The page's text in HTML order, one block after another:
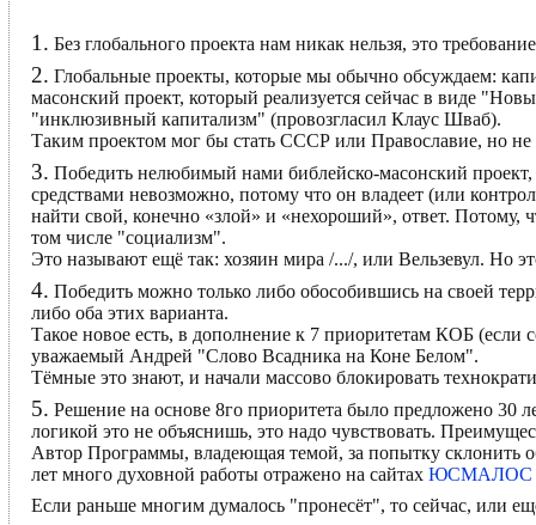
1. Без глобального проекта нам никак нельзя, это
2. Глобальные проекты, которые мы обычно обсуждаем:
масонский проект, который реализуется сейчас в виде
"инклюзивный капитализм" (провозгласил Клаус Шваб).
Таким проектом мог бы стать СССР или Православие, но не
3. Победить нелюбимый нами библейско-масонский
средствами невозможно, потому что он владеет (или
найти свой, конечно «злой» и «нехороший», ответ. Потому,
том числе "социализм".
Это называют ещё так: хозяин мира /.../, или Вельзевул. Но
4. Победить можно только либо обособившись на своей
либо оба этих варианта.
Такое новое есть, в дополнение к 7 приоритетам КОБ (если
уважаемый Андрей "Слово Всадника на Коне Белом".
Тёмные это знают, и начали массово блокировать
5. Решение на основе 8го приоритета было предложено 30
логикой это не объяснишь, это надо чувствовать.
Автор Программы, владеющая темой, за попытку склонить
лет много духовной работы отражено на сайтах ЮСМАЛОС
Если раньше многим думалось "пронесёт", то сейчас, или